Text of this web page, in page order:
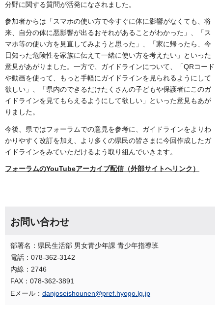
分野に関する質問が活発になされました。
参加者からは「スマホの使い方で今すぐに体に影響がなくても、将
来、自分の体に悪影響が出るおそれがあることがわかった」、「ス
マホ等の使い方を見直してみようと思った」、「家に帰ったら、今
日知った危険性を家族に伝えて一緒に使い方を考えたい」といった
意見があがりました。一方で、ガイドラインについて、「QRコード
や動画を使って、もっと手軽にガイドラインを見られるようにして
欲しい」、「県内のできるだけたくさんの子どもや保護者にこのガ
イドラインを見てもらえるようにして欲しい」といった意見もあが
りました。
今後、県ではフォーラムでの意見を参考に、ガイドラインをよりわ
かりやすく改訂を加え、より多くの県民の皆さまに今回作成したガ
イドラインをみていただけるよう取り組んでいきます。
フォーラムのYouTubeアーカイブ配信（外部サイトへリンク）
お問い合わせ
部署名：県民生活部 男女青少年課 青少年指導班
電話：078-362-3142
内線：2746
FAX：078-362-3891
Eメール： danjoseishounen@pref.hyogo.lg.jp